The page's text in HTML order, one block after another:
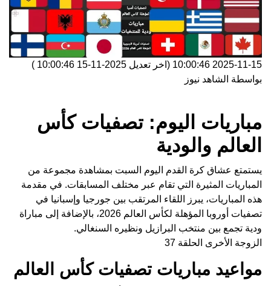
2025-11-15 10:00:46 (اخر تعديل 2025-11-15 10:00:46
)
بواسطة الشاهد نيوز
مباريات اليوم: تصفيات كأس
العالم والودية
يستمتع عشاق كرة القدم اليوم السبت بمشاهدة مجموعة من
المباريات المثيرة التي تقام عبر مختلف المسابقات. في مقدمة
هذه المباريات، يبرز اللقاء المرتقب بين جورجيا وإسبانيا في
تصفيات أوروبا المؤهلة لكأس العالم 2026، بالإضافة إلى مباراة
ودية تجمع بين منتخب البرازيل ونظيره السنغالي.
الزوجة الأخرى الحلقة 37
مواعيد مباريات تصفيات كأس العالم